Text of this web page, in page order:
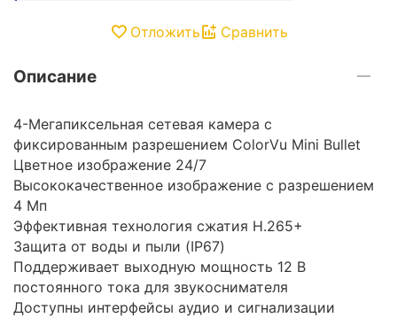
Отложить Сравнить
Описание
4-Мегапиксельная сетевая камера с
фиксированным разрешением ColorVu Mini Bullet
Цветное изображение 24/7
Высококачественное изображение с разрешением
4 Мп
Эффективная технология сжатия H.265+
Защита от воды и пыли (IP67)
Поддерживает выходную мощность 12 В
постоянного тока для звукоснимателя
Доступны интерфейсы аудио и сигнализации